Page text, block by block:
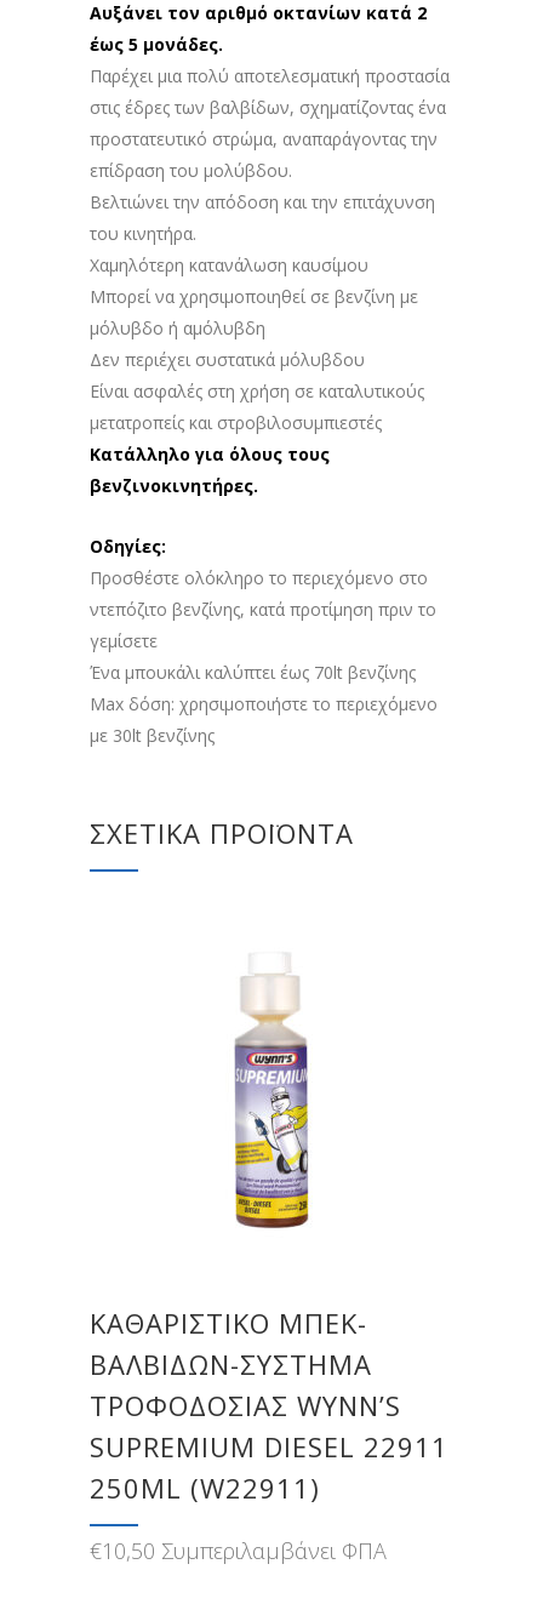
Αυξάνει τον αριθμό οκτανίων κατά 2
έως 5 μονάδες.
Παρέχει μια πολύ αποτελεσματική προστασία
στις έδρες των βαλβίδων, σχηματίζοντας ένα
προστατευτικό στρώμα, αναπαράγοντας την
επίδραση του μολύβδου.
Bελτιώνει την απόδοση και την επιτάχυνση
του κινητήρα.
Χαμηλότερη κατανάλωση καυσίμου
Mπορεί να χρησιμοποιηθεί σε βενζίνη με
μόλυβδο ή αμόλυβδη
Δεν περιέχει συστατικά μόλυβδου
Είναι ασφαλές στη χρήση σε καταλυτικούς
μετατροπείς και στροβιλοσυμπιεστές
Κατάλληλο για όλους τους
βενζινοκινητήρες.
Οδηγίες:
Προσθέστε ολόκληρο το περιεχόμενο στο
ντεπόζιτο βενζίνης, κατά προτίμηση πριν το
γεμίσετε
Ένα μπουκάλι καλύπτει έως 70lt βενζίνης
Max δόση: χρησιμοποιήστε το περιεχόμενο
με 30lt βενζίνης
ΣΧΕΤΙΚΆ ΠΡΟΪΌΝΤΑ
ΚΑΘΑΡΙΣΤΙΚΌ ΜΠΕΚ-
ΒΑΛΒΊΔΩΝ-ΣΎΣΤΗΜΑ
ΤΡΟΦΟΔΟΣΊΑΣ WYNN’S
SUPREMIUM DIESEL 22911
250ML (W22911)
€10,50 Συμπεριλαμβάνει ΦΠΑ